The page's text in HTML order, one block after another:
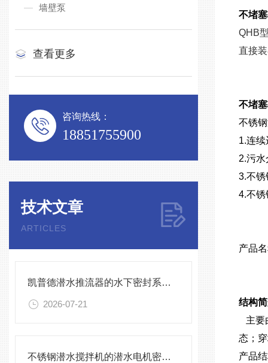
墙壁泵
查看更多
咨询热线：
18851755900
技术文章
ARTICLES
凯普德潜水推流器的水下密封系统维护全流程指南说明
2026-07-21
不锈钢潜水搅拌机的潜水电机密封与泄漏保护
不堵
QHB
直接
不堵
不锈
1.连
2.污
3.不
4.不
产品
结构
主要
态；
产品